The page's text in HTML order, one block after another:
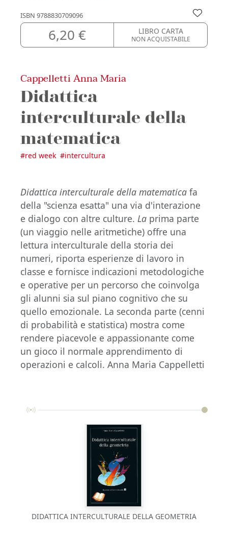
ISBN 9788830709096
6,20 € LIBRO CARTA
NON ACQUISTABILE
Cappelletti Anna Maria
Didattica
interculturale della
matematica
#red week #intercultura
Didattica interculturale della matematica fa
della "scienza esatta" una via d'interazione
e dialogo con altre culture. La prima parte
(un viaggio nelle aritmetiche) offre una
lettura interculturale della storia dei
numeri, riporta esperienze di lavoro in
classe e fornisce indicazioni metodologiche
e operative per un percorso che coinvolga
gli alunni sia sul piano cognitivo che su
quello emozionale. La seconda parte (cenni
di probabilità e statistica) mostra come
rendere piacevole e appassionante come
un gioco il normale apprendimento di
operazioni e calcoli. Anna Maria Cappelletti
DIDATTICA INTERCULTURALE DELLA GEOMETRIA